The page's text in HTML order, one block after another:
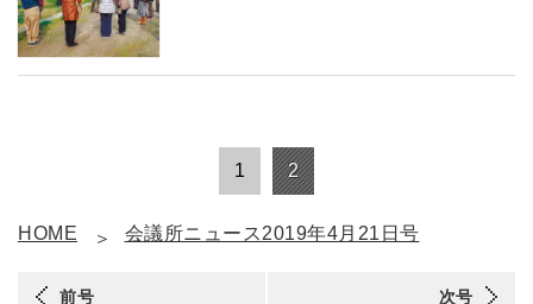
1 2
HOME 会議所ニュース2019年4月21日号
前号 次号